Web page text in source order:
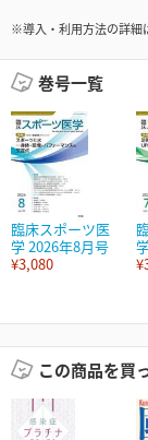
※導入・利用方法の詳細
巻号一覧
臨床スポーツ医
学 2026年8月号
¥3,080
この商品を買